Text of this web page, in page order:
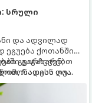
სრული
და ადვილად
ქოთანში
გვირჩევენ,
რადგან ღია
ძალიან
ავიწროებს.
გაგახარებთ
თუ